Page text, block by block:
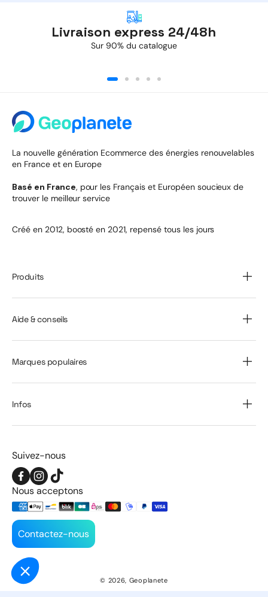
Livraison express 24/48h
Sur 90% du catalogue
La nouvelle génération Ecommerce des énergies renouvelables
en France et en Europe
Basé en France, pour les Français et Européen soucieux de
trouver le meilleur service
Créé en 2012, boosté en 2021, repensé tous les jours
Produits
Aide & conseils
Marques populaires
Infos
Suivez-nous
Facebook
Instagram
TikTok
Nous acceptons
Contactez-nous
© 2026, Geoplanete